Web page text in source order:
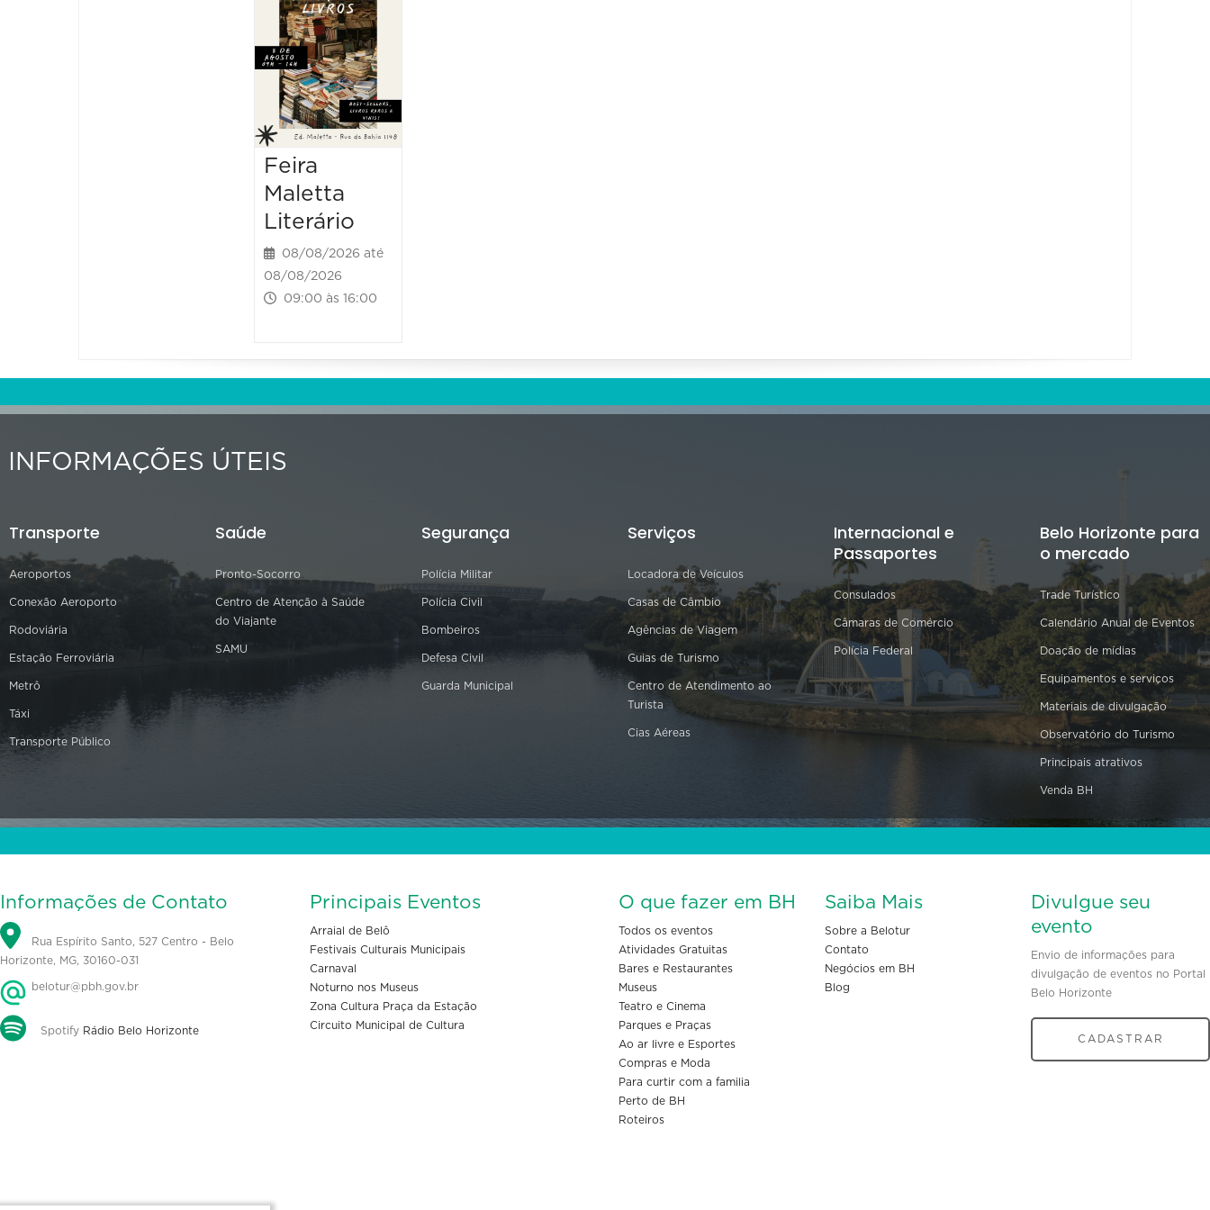
Feira
Maletta
Literário
08/08/2026 até
08/08/2026
09:00 às 16:00
INFORMAÇÕES ÚTEIS
Transporte
Aeroportos
Conexão Aeroporto
Rodoviária
Estação Ferroviária
Metrô
Táxi
Transporte Público
Saúde
Pronto-Socorro
Centro de Atenção à Saúde
do Viajante
SAMU
Segurança
Polícia Militar
Polícia Civil
Bombeiros
Defesa Civil
Guarda Municipal
Serviços
Locadora de Veículos
Casas de Câmbio
Agências de Viagem
Guias de Turismo
Centro de Atendimento ao
Turista
Cias Aéreas
Internacional e
Passaportes
Consulados
Câmaras de Comércio
Polícia Federal
Belo Horizonte para
o mercado
Trade Turístico
Calendário Anual de Eventos
Doação de mídias
Equipamentos e serviços
Materiais de divulgação
Observatório do Turismo
Principais atrativos
Venda BH
Informações de Contato
Rua Espírito Santo, 527 Centro - Belo
Horizonte, MG, 30160-031
belotur@pbh.gov.br
Spotify Rádio Belo Horizonte
Principais Eventos
Arraial de Belô
Festivais Culturais Municipais
Carnaval
Noturno nos Museus
Zona Cultura Praça da Estação
Circuito Municipal de Cultura
O que fazer em BH
Todos os eventos
Atividades Gratuitas
Bares e Restaurantes
Museus
Teatro e Cinema
Parques e Praças
Ao ar livre e Esportes
Compras e Moda
Para curtir com a familia
Perto de BH
Roteiros
Saiba Mais
Sobre a Belotur
Contato
Negócios em BH
Blog
Divulgue seu
evento
Envio de informações para
divulgação de eventos no Portal
Belo Horizonte
CADASTRAR